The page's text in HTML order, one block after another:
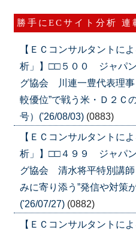
勝手にECサイト分析 連
【ＥＣコンサルタントに
析」】□□５００ ジャパ
グ協会 川連一豊代表理
較優位”で戦う米・Ｄ２Ｃ
号）('26/08/03) (0883)
【ＥＣコンサルタントに
析」】□□４９９ ジャパ
グ協会 清水将平特別講
みに寄り添う”発信や対策
('26/07/27) (0882)
【ＥＣコンサルタントに